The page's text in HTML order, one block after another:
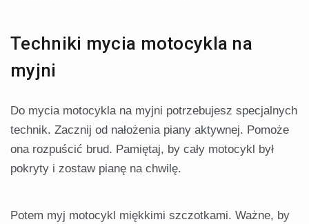
Techniki mycia motocykla na
myjni
Do mycia motocykla na myjni potrzebujesz specjalnych
technik. Zacznij od nałożenia piany aktywnej. Pomoże
ona rozpuścić brud. Pamiętaj, by cały motocykl był
pokryty i zostaw pianę na chwilę.
Potem myj motocykl miękkimi szczotkami. Ważne, by